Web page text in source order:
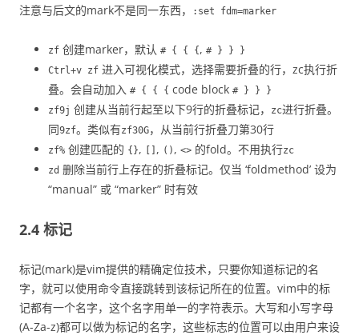
注意与后文的mark不是同一东西， :set fdm=marker
zf 创建marker，默认 # { { {, # } } }
Ctrl+v zf 进入可视化模式，选择需要折叠的行，zc执行折
叠。会自动加入 # { { { code block # } } }
zf9j 创建从当前行起至以下9行的折叠标记， zc进行折叠。
同9zf。类似有zf30G，从当前行折叠刀第30行
zf% 创建匹配的 {}, [] , () , <> 的fold。不用执行zc
zd 删除当前行上存在的折叠标记。仅当 ‘foldmethod’ 设为
“manual” 或 “marker” 时有效
2.4 标记
标记(mark)是vim提供的精确定位技术，只要你知道标记的名
字，就可以使用命令直接跳转到该标记所在的位置。vim中的标
记都有一个名字，这个名字用单一的字符表示。大写和小写字母
(A-Za-z)都可以做为标记的名字，这些标志的位置可以由用户来设